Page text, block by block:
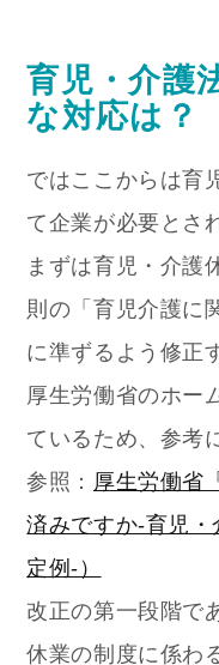
育児・介護
な対応は？
ではここからは育
て企業が必要とさ
まずは育児・介護
則の「育児介護に
に準ずるよう修正
厚生労働省のホー
ているため、参考
参照： 厚生労働省
済みですか‐育児
定例‐）
改正の第一段階で
休業の制度に係わ